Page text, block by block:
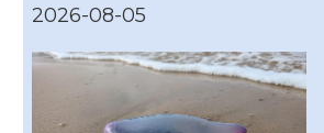
2026-08-05